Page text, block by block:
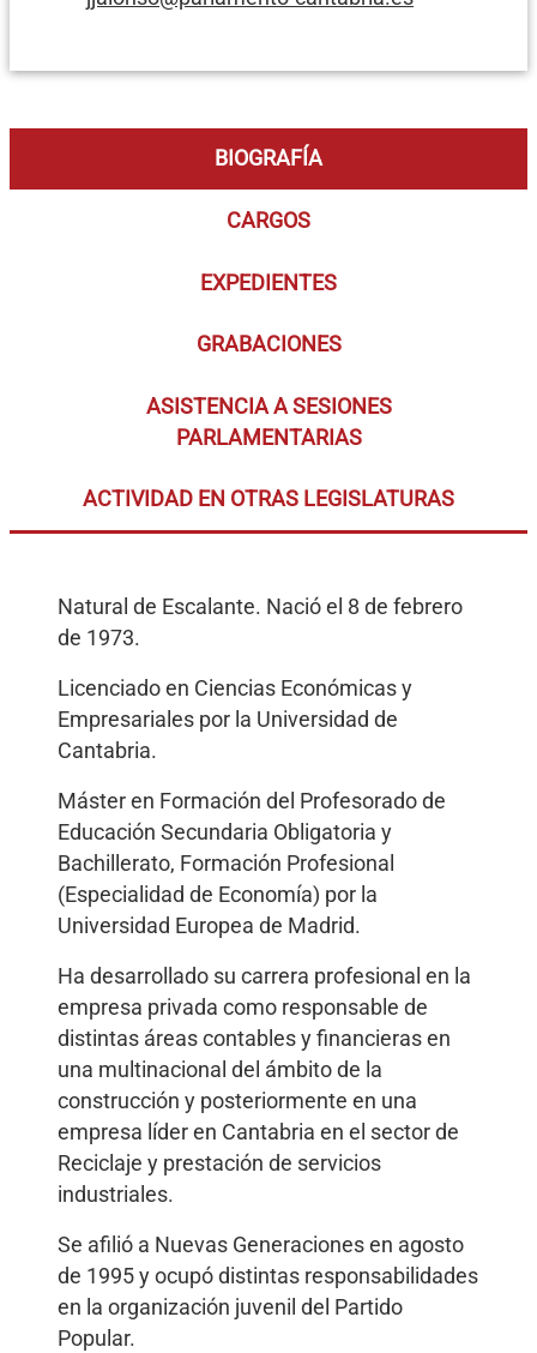
BIOGRAFÍA
CARGOS
EXPEDIENTES
GRABACIONES
ASISTENCIA A SESIONES
PARLAMENTARIAS
ACTIVIDAD EN OTRAS LEGISLATURAS
Natural de Escalante. Nació el 8 de febrero
de 1973.
Licenciado en Ciencias Económicas y
Empresariales por la Universidad de
Cantabria.
Máster en Formación del Profesorado de
Educación Secundaria Obligatoria y
Bachillerato, Formación Profesional
(Especialidad de Economía) por la
Universidad Europea de Madrid.
Ha desarrollado su carrera profesional en la
empresa privada como responsable de
distintas áreas contables y financieras en
una multinacional del ámbito de la
construcción y posteriormente en una
empresa líder en Cantabria en el sector de
Reciclaje y prestación de servicios
industriales.
Se afilió a Nuevas Generaciones en agosto
de 1995 y ocupó distintas responsabilidades
en la organización juvenil del Partido
Popular.